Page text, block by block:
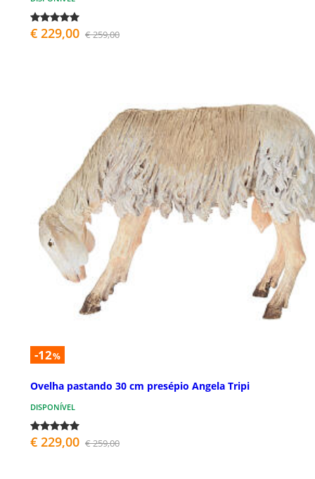
€ 229,00 € 259,00
-12%
Ovelha pastando 30 cm presépio Angela Tripi
DISPONÍVEL
€ 229,00 € 259,00